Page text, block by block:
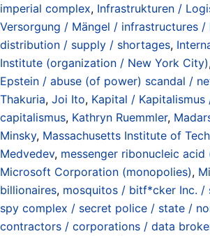
imperial complex, Infrastrukturen /
Versorgung / Mängel / infrastructures
distribution / supply / shortages,
Institute (organization / New York City)
Epstein / abuse (of power) scandal /
Thakuria, Joi Ito, Kapital /
capitalismus, Kathryn Ruemmler,
Minsky, Massachusetts Institute of
Medvedev, messenger ribonucleic acid
Microsoft Corporation (monopolies),
billionaires, mosquitos / bitf*cker Inc. /
spy complex / secret police / state /
contractors / corporations / data